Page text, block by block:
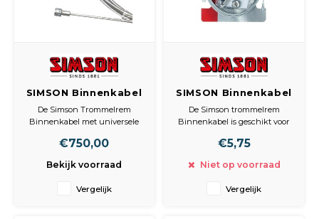
SIMSON Binnenkabel
trommelrem
universeel
De Simson Trommelrem
Binnenkabel met universele
heeft een lengte van 2,25 m
zowel voor- als achterrem.
€750,00
Bekijk voorraad
Vergelijk
SIMSON Binnenkabel
trommelrem
universeel
De Simson trommelrem
Binnenkabel is geschikt voor
trommelrem. De
universele ton- en peernippel
montagemateriaal en
€5,75
Niet op voorraad
Vergelijk